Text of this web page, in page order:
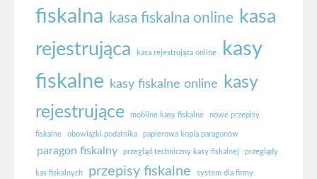
fiskalna kasa fiskalna online kasa
rejestrująca
kasa rejestrująca online
kasy
fiskalne kasy fiskalne online
kasy
rejestrujące
mobilne kasy fiskalne nowe przepisy
fiskalne obowiązki podatnika papierowa kopia paragonów
paragon fiskalny przegląd techniczny kasy fiskalnej przeglądy
kas fiskalnych przepisy fiskalne system dla firmy